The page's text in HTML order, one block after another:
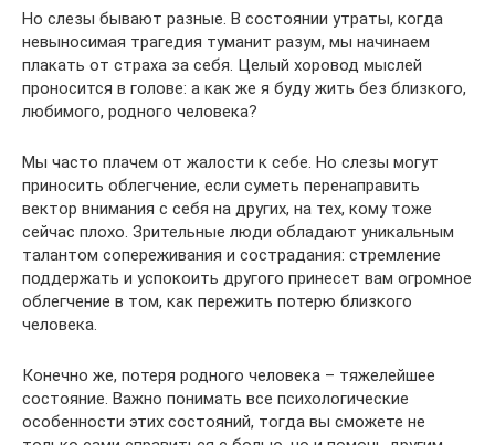
Но слезы бывают разные. В состоянии утраты, когда
невыносимая трагедия туманит разум, мы начинаем
плакать от страха за себя. Целый хоровод мыслей
проносится в голове: а как же я буду жить без близкого,
любимого, родного человека?
Мы часто плачем от жалости к себе. Но слезы могут
приносить облегчение, если суметь перенаправить
вектор внимания с себя на других, на тех, кому тоже
сейчас плохо. Зрительные люди обладают уникальным
талантом сопереживания и сострадания: стремление
поддержать и успокоить другого принесет вам огромное
облегчение в том, как пережить потерю близкого
человека.
Конечно же, потеря родного человека – тяжелейшее
состояние. Важно понимать все психологические
особенности этих состояний, тогда вы сможете не